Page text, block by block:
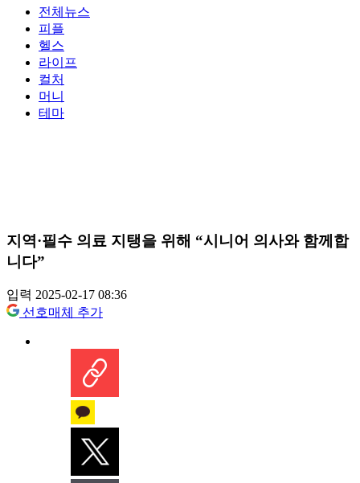
전체뉴스
피플
헬스
라이프
컬처
머니
테마
지역·필수 의료 지탱을 위해 “시니어 의사와 함께합
니다”
입력 2025-02-17 08:36
선호매체 추가